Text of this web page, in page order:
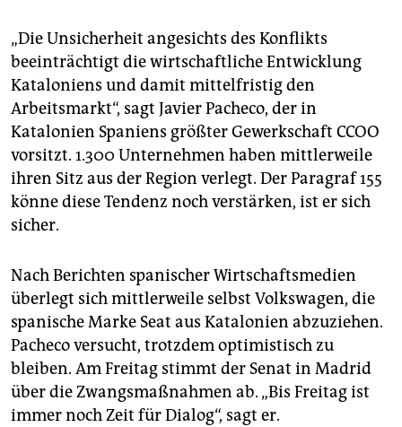
„Die Unsicherheit angesichts des Konflikts
beeinträchtigt die wirtschaftliche Entwicklung
Kataloniens und damit mittelfristig den
Arbeitsmarkt“, sagt Javier Pacheco, der in
Katalonien Spaniens größter Gewerkschaft CCOO
vorsitzt. 1.300 Unternehmen haben mittlerweile
ihren Sitz aus der Region verlegt. Der Paragraf 155
könne diese Tendenz noch verstärken, ist er sich
sicher.
Nach Berichten spanischer Wirtschaftsmedien
überlegt sich mittlerweile selbst Volkswagen, die
spanische Marke Seat aus Katalonien abzuziehen.
Pacheco versucht, trotzdem optimistisch zu
bleiben. Am Freitag stimmt der Senat in Madrid
über die Zwangsmaßnahmen ab. „Bis Freitag ist
immer noch Zeit für Dialog“, sagt er.